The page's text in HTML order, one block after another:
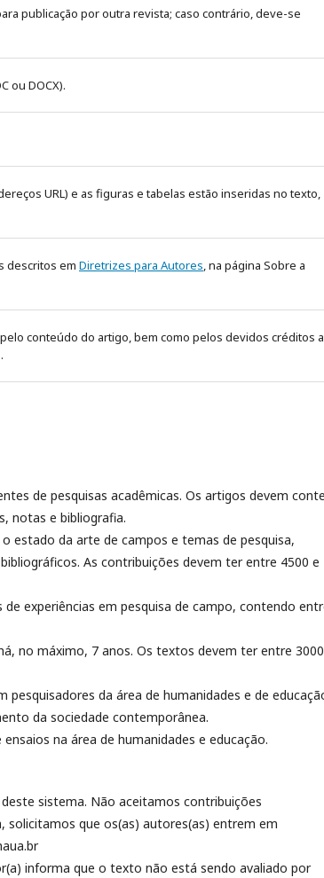
publicação por outra revista; caso contrário, deve-se
ou DOCX).
URL) e as figuras e tabelas estão inseridas no texto,
descritos em Diretrizes para Autores, na página Sobre a
conteúdo do artigo, bem como pelos devidos créditos a
de pesquisas acadêmicas. Os artigos devem
notas e bibliografia.
estado da arte de campos e temas de pesquisa,
As contribuições devem ter entre 4500 e
experiências em pesquisa de campo, contendo
no máximo, 7 anos. Os textos devem ter entre
pesquisadores da área de humanidades e de
da sociedade contemporânea.
na área de humanidades e educação.
sistema. Não aceitamos contribuições
solicitamos que os(as) autores(as) entrem em
informa que o texto não está sendo avaliado por